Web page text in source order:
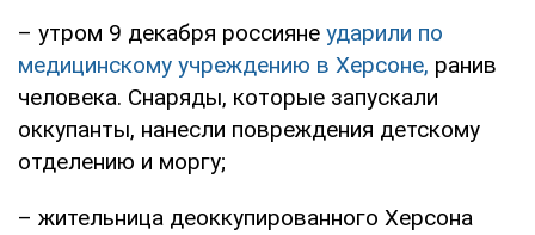
– утром 9 декабря россияне ударили по
медицинскому учреждению в Херсоне, ранив
человека. Снаряды, которые запускали
оккупанты, нанесли повреждения детскому
отделению и моргу;
– жительница деоккупированного Херсона